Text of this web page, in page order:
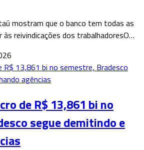
mostram que o banco tem todas as
às reivindicações dos trabalhadoresO…
de R$ 13,861 bi no
segue demitindo e